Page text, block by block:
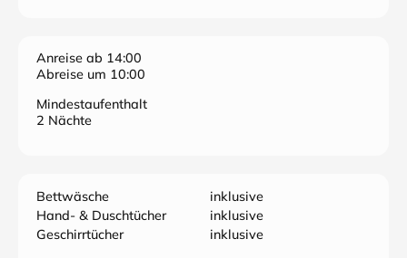
Anreise ab 14:00
Abreise um 10:00
Mindestaufenthalt
2 Nächte
Bettwäsche
inklusive
Hand- & Duschtücher
inklusive
Geschirrtücher
inklusive